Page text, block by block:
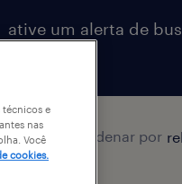
ative um alerta de
ordenar por
técnicos e
nas
Você
cookies.